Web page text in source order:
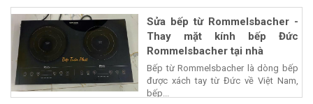
Sửa bếp từ Rommelsbacher -
Thay mặt kính bếp Đức
Rommelsbacher tại nhà
Bếp từ Rommelsbacher là dòng bếp
được xách tay từ Đức về Việt Nam,
bếp...